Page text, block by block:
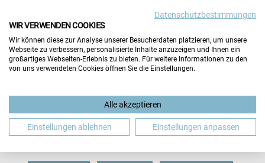
BERUFLICHE ORIENTIERUNG BEWERBUNG
Datenschutzbestimmungen
WIR VERWENDEN COOKIES
Wir können diese zur Analyse unserer Besucherdaten platzieren, um unsere
Webseite zu verbessern, personalisierte Inhalte anzuzeigen und Ihnen ein
großartiges Webseiten-Erlebnis zu bieten. Für weitere Informationen zu den
von uns verwendeten Cookies öffnen Sie die Einstellungen.
Alle akzeptieren
Einstellungen ablehnen Einstellungen anpassen